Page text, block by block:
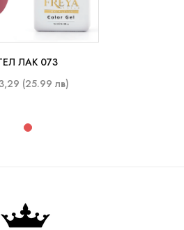
10 ml
ЛАК 073
(25.99 лв)